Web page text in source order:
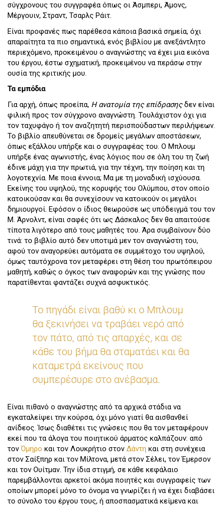
σύγχρονους του συγγραφέα όπως οι Άσμπερι, Άμονς,
Μέργουιν, Στραντ, Τσαρλς Ράιτ.
Είναι προφανές πως παρέθεσα κάποια βασικά σημεία, όχι
απαραίτητα τα πιο σημαντικά, ενός βιβλίου με ανεξάντλητο
περιεχόμενο, προκειμένου ο αναγνώστης να έχει μια εικόνα
του έργου, έστω σχηματική, προκειμένου να περάσω στην
ουσία της κριτικής μου.
Τα εμπόδια
Για αρχή, όπως προείπα, Η ανατομία της επίδρασηςδεν είναι
φιλική προς τον σύγχρονο αναγνώστη. Τουλάχιστον όχι για
τον ταχυφάγο ή τον αναζητητή περισπούδαστων περιλήψεων.
Το βιβλίο απευθύνεται σε δρομείς μεγάλων αποστάσεων,
όπως εξάλλου υπήρξε και ο συγγραφέας του. Ο Μπλουμ
υπήρξε ένας αγωνιστής, ένας λόγιος που σε όλη του τη ζωή
έδινε μάχη για την πρωτιά, για την τέχνη, την ποίηση και τη
λογοτεχνία. Με ποια έννοια; Μα με τη μοναδική ισχύουσα.
Εκείνης του υψηλού, της κορυφής του Ολύμπου, στον οποίο
κατοικούσαν και θα συνεχίσουν να κατοικούν οι μεγάλοι
δημιουργοί. Εφόσον ο ίδιος θεωρούσε ως υπόδειγμά του τον
Μ. Άρνολντ, είναι σαφές ότι ως Δάσκαλος δεν θα απαιτούσε
τίποτα λιγότερο από τους μαθητές του. Άρα συμβαίνουν δύο
τινά: το βιβλίο αυτό δεν υποτιμά μεν τον αναγνώστη του,
αφού τον αναγορεύει αυτόματα σε συμμέτοχο του υψηλού,
όμως ταυτόχρονα τον μεταφέρει στη θέση του πρωτόπειρου
μαθητή, καθώς ο όγκος των αναφορών και της γνώσης που
παρατίθενται φαντάζει συχνά ασφυκτικός.
Το πηγάδι είναι βαθύ κι ο Μπλουμ
θα ξεκινήσει να τραβάει νερό από
τον πάτο, από τις απαρχές, και σε
κάθε του βήμα θα σταματάει και θα
καταμετρά εκείνους που
συμπερέσυρε στο ανέβασμα.
Είναι πιθανό ο αναγνώστης από τα αρχικά στάδια να
εγκαταλείψει την κούρσα, όχι μόνο γιατί θα αισθανθεί
ανίδεος. Ίσως διαθέτει τις γνώσεις που θα τον μεταφέρουν
εκεί που τα άλογα του ποιητικού άρματος καλπάζουν: από
τονΌμηρο και τον Λουκρήτιο στον Δάντη και στη συνέχεια
στον Σαίξπηρ και τον Μίλτονα, μετά στον Σέλει, τον Έμερσον
και τον Ουίτμαν. Την ίδια στιγμή, σε κάθε κεφάλαιο
παρεμβάλλονται αρκετοί ακόμα ποιητές και συγγραφείς των
οποίων μπορεί μόνο το όνομα να γνωρίζει ή να έχει διαβάσει
το σύνολο του έργου τους, ή αποσπασματικά κείμενα και